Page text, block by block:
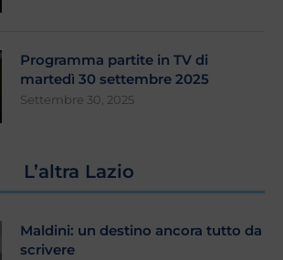
Programma partite in TV di
martedì 30 settembre 2025
Settembre 30, 2025
L’altra Lazio
Maldini: un destino ancora tutto da
scrivere